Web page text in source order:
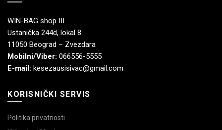
WIN-BAG shop III
Ustanička 244d, lokal 8
11050 Beograd – Zvezdara
Mobilni/Viber: 066556-5555
E-mail: kesezausisivac@gmail.com
KORISNIČKI SERVIS
Politika privatnosti